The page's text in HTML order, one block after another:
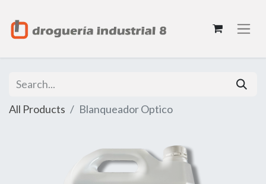
All Products Blanqueador Optico